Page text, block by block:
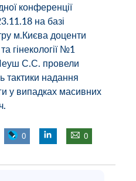
конференції
на базі
м.Києва доценти
гінекології №1
С.С. провели
тактики надання
у випадках масивних
0 0